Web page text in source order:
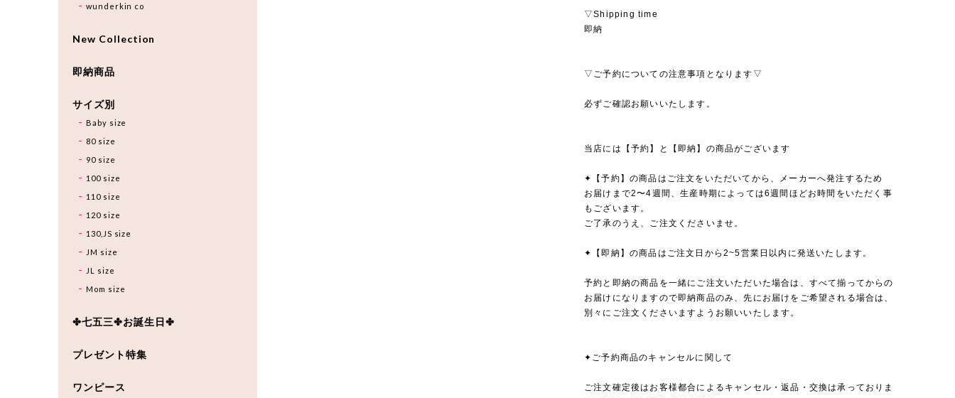
▽Shipping time
即納
▽ご予約についての注意事項となります▽
必ずご確認お願いいたします。
当店には【予約】と【即納】の商品がございます
✦【予約】の商品はご注文をいただいてから、メーカーへ発注するため
お届けまで2〜4週間、生産時期によっては6週間ほどお時間をいただく事
もございます。
ご了承のうえ、ご注文くださいませ。
✦【即納】の商品はご注文日から2~5営業日以内に発送いたします。
予約と即納の商品を一緒にご注文いただいた場合は、すべて揃ってからの
お届けになりますので即納商品のみ、先にお届けをご希望される場合は、
別々にご注文くださいますようお願いいたします。
✦ご予約商品のキャンセルに関して
ご注文確定後はお客様都合によるキャンセル・返品・交換は承っておりま
wunderkin co
New Collection
即納商品
サイズ別
Baby size
80 size
90 size
100 size
110 size
120 size
130,JS size
JM size
JL size
Mom size
✤七五三✤お誕生日✤
プレゼント特集
ワンピース